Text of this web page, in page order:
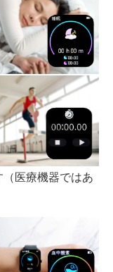
医療機器ではあ